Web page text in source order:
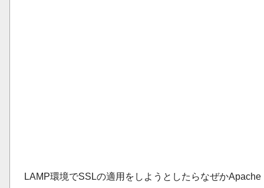
LAMP環境でSSLの適用をしようとしたらなぜかApache